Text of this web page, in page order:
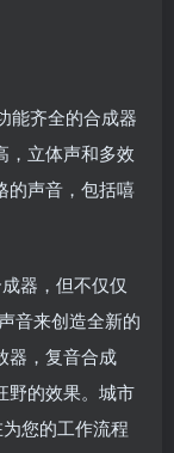
能齐全的合成器
，立体声和多效
的声音，包括嘻
器，但不仅仅
音来创造全新的
器，复音合成
野的效果。城市
您的工作流程